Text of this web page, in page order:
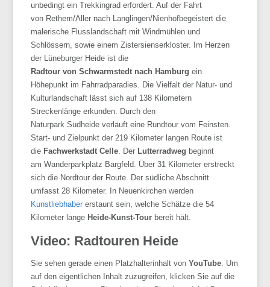
unbedingt einTrekkingrad erfordert. Auf der Fahrt
von Rethem/Aller nach Langlingen/Nienhofbegeistert die
malerische Flusslandschaft mit Windmühlen und
Schlössern, sowie einemZistersienserkloster. Im Herzen
der Lüneburger Heide ist die
Radtour vonSchwarmstedt nach Hamburg ein
Höhepunkt im Fahrradparadies. Die Vielfalt der Natur- und
Kulturlandschaft lässt sich auf 138 Kilometern
Streckenlänge erkunden. Durch den
NaturparkSüdheide verläuft eine Rundtour vom Feinsten.
Start- und Zielpunkt der 219 Kilometer langen Route ist
die Fachwerkstadt Celle. Der Lutterradweg beginnt
amWanderparkplatz Bargfeld. Über 31 Kilometer erstreckt
sich die Nordtour der Route. Der südliche Abschnitt
umfasst 28 Kilometer. In Neuenkirchen werden
Kunstliebhaber erstaunt sein, welche Schätze die 54
Kilometer lange Heide-Kunst-Tour bereit hält.
Video: Radtouren Heide
Sie sehen gerade einen Platzhalterinhalt vonYouTube. Um
auf den eigentlichen Inhalt zuzugreifen, klicken Sie auf die